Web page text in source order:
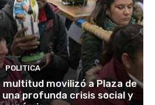
POLITICA
multitud movilizó a Plaza de
una profunda crisis social y